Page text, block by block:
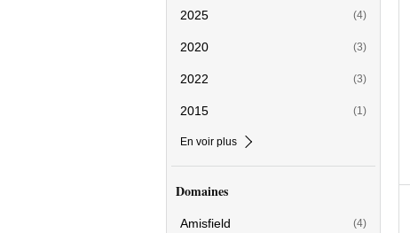
2025 (4)
2020 (3)
2022 (3)
2015 (1)
En voir plus
Domaines
Amisfield (4)